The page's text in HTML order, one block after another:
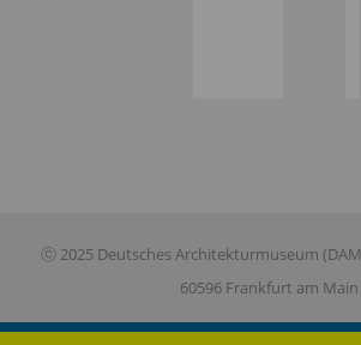
ⓒ 2025 Deutsches Architekturmuseum
60596 Frankfurt am Main